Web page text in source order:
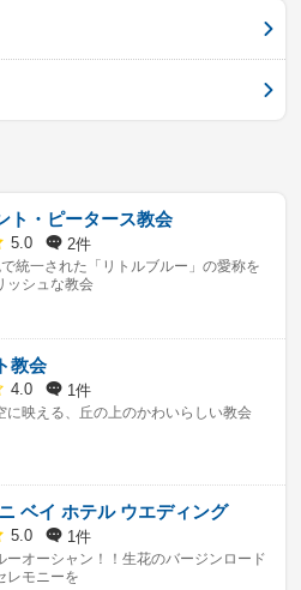
ト・ピータース教会
5.0 2件
統一された「リトルブルー」の愛称を
ッシュな教会
教会
4.0 1件
に映える、丘の上のかわいらしい教会
ベイ ホテル ウエディング
5.0 1件
ーオーシャン！！生花のバージンロード
レモニーを